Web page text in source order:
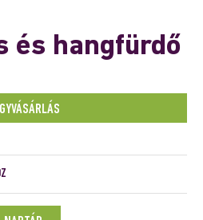
és hangfürdő